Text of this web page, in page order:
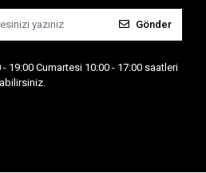
Gönder
19:00 Cumartesi 10:00 - 17:00 saatleri